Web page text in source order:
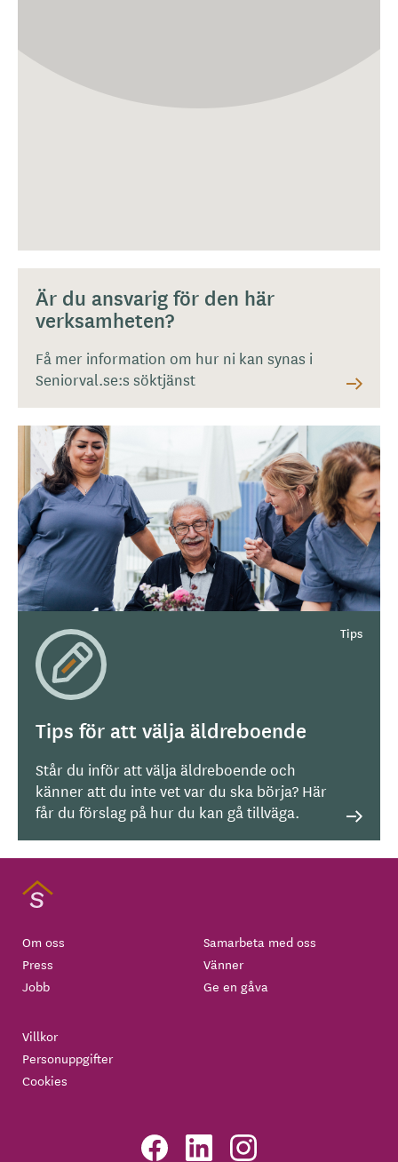
Är du ansvarig för den här
verksamheten?
Få mer information om hur ni kan synas i
Seniorval.se:s söktjänst
Tips för att välja äldreboende
Står du inför att välja äldreboende och
känner att du inte vet var du ska börja? Här
får du förslag på hur du kan gå tillväga.
Om oss
Press
Jobb
Samarbeta med oss
Vänner
Ge en gåva
Villkor
Personuppgifter
Cookies